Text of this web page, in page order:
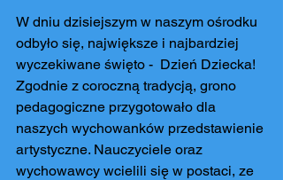
W dniu dzisiejszym w naszym ośrodku
odbyło się, największe i najbardziej
wyczekiwane święto -  Dzień Dziecka!
Zgodnie z coroczną tradycją, grono
pedagogiczne przygotowało dla
naszych wychowanków przedstawienie
artystyczne. Nauczyciele oraz
wychowawcy wcielili się w postaci, ze